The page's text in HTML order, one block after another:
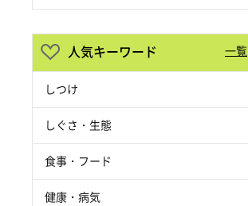
人気キーワード 一覧
しつけ
しぐさ・生態
食事・フード
健康・病気